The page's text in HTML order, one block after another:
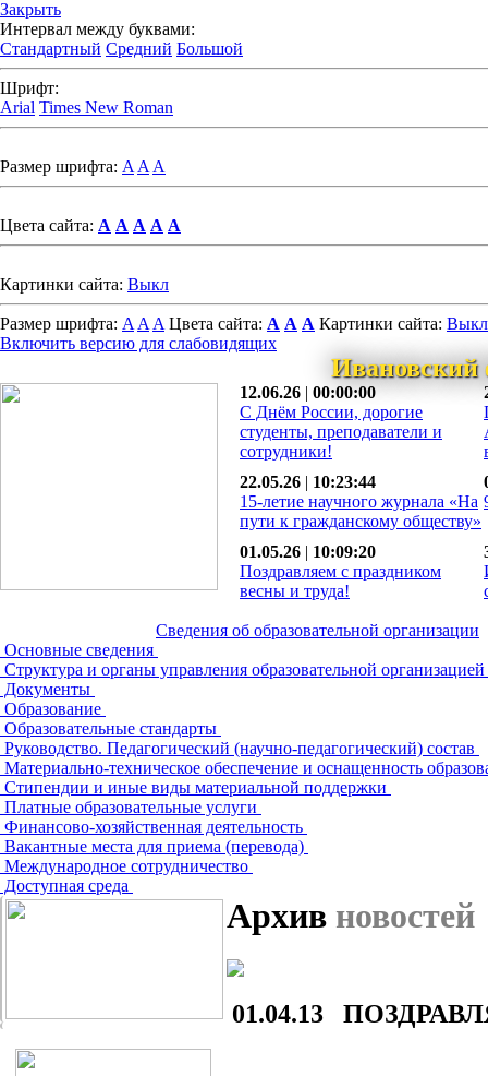
Закрыть
Интервал между буквами:
Стандартный Средний Большой
Шрифт:
Arial Times New Roman
Размер шрифта: A A A
Цвета сайта: A A A A A
Картинки сайта: Выкл
Размер шрифта: A A A Цвета сайта: A A A Картинки сайта: Выкл
Включить версию для слабовидящих
12.06.26 | 00:00:00
С Днём России, дорогие
студенты, преподаватели и
сотрудники!
22.05.26 | 10:23:44
15-летие научного журнала «На
пути к гражданскому обществу»
01.05.26 | 10:09:20
Поздравляем с праздником
весны и труда!
Сведения об образовательной организации
Основные сведения
Структура и органы управления образовательной организацией
Документы
Образование
Образовательные стандарты
Руководство. Педагогический (научно-педагогический) состав
Материально-техническое обеспечение и оснащенность
Стипендии и иные виды материальной поддержки
Платные образовательные услуги
Финансово-хозяйственная деятельность
Вакантные места для приема (перевода)
Международное сотрудничество
Доступная среда
Архив новостей
01.04.13